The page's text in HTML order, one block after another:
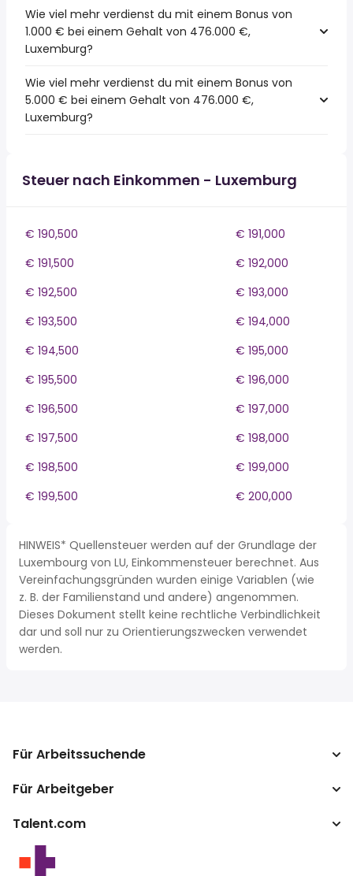
Wie viel mehr verdienst du mit einem Bonus von
1.000 € bei einem Gehalt von 476.000 €,
Luxemburg?
Wie viel mehr verdienst du mit einem Bonus von
5.000 € bei einem Gehalt von 476.000 €,
Luxemburg?
Steuer nach Einkommen - Luxemburg
€ 190,500
€ 191,000
€ 191,500
€ 192,000
€ 192,500
€ 193,000
€ 193,500
€ 194,000
€ 194,500
€ 195,000
€ 195,500
€ 196,000
€ 196,500
€ 197,000
€ 197,500
€ 198,000
€ 198,500
€ 199,000
€ 199,500
€ 200,000
HINWEIS* Quellensteuer werden auf der Grundlage der
Luxembourg von LU, Einkommensteuer berechnet. Aus
Vereinfachungsgründen wurden einige Variablen (wie
z. B. der Familienstand und andere) angenommen.
Dieses Dokument stellt keine rechtliche Verbindlichkeit
dar und soll nur zu Orientierungszwecken verwendet
werden.
Für Arbeitssuchende
Jobs suchen
Gehaltsumrechner
Für Arbeitgeber
Unternehmen
Publisher Programm
Talent.com
Mehr Länder